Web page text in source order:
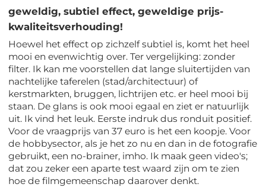
geweldig, subtiel effect, geweldige prijs-
kwaliteitsverhouding!
Hoewel het effect op zichzelf subtiel is, komt het heel
mooi en evenwichtig over. Ter vergelijking: zonder
filter. Ik kan me voorstellen dat lange sluitertijden van
nachtelijke taferelen (stad/architectuur) of
kerstmarkten, bruggen, lichtrijen etc. er heel mooi bij
staan. De glans is ook mooi egaal en ziet er natuurlijk
uit. Ik vind het leuk. Eerste indruk dus ronduit positief.
Voor de vraagprijs van 37 euro is het een koopje. Voor
de hobbysector, als je het zo nu en dan in de fotografie
gebruikt, een no-brainer, imho. Ik maak geen video's;
dat zou zeker een aparte test waard zijn om te zien
hoe de filmgemeenschap daarover denkt.